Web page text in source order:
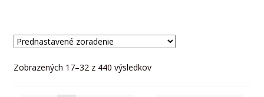
Zobrazených 17–32 z 440 výsledkov